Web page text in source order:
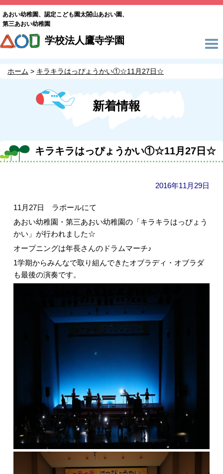
あおい幼稚園、認定こども園太閤山あおい園、
第三あおい幼稚園
学校法人鷹寺学園
ホーム キラキラはっぴょうかい①☆11月27日☆
新着情報
キラキラはっぴょうかい①☆11月27日☆
2016年11月29日
11月27日 ラポールにて
あおい幼稚園・第三あおい幼稚園の「キラキラはっぴょう
かい」が行われました☆
オープニングは年長さんのドラムマーチ♪
1学期からみんなで取り組んできたオブラディ・オブラダ
も最後の演奏です。